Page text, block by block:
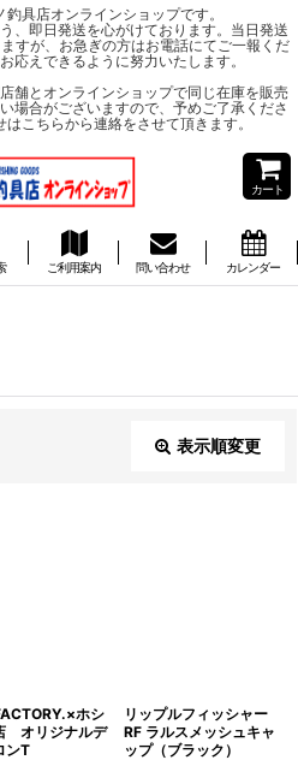
具店オンラインショップです。
、即日発送を心がけております。当日発送
すが、お急ぎの方はお電話にてご一報くだ
応えできるように努力いたします。
舗とオンラインショップで同じ在庫を販売
場合がございますので、予めご了承くださ
こちらから連絡をさせて頂きます。
カート
ご利用案内 問い合わせ カレンダー
表示順変更
ホシ
オリジナルデ
ンT
リップルフィッシャー
RF ラルスメッシュキャ
ップ（ブラック）